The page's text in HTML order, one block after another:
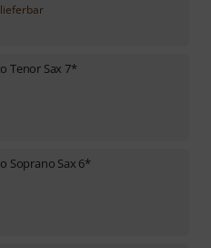
Tenor Sax 7*
Soprano Sax 6*